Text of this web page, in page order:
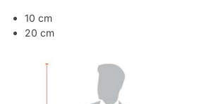
10 cm
20 cm